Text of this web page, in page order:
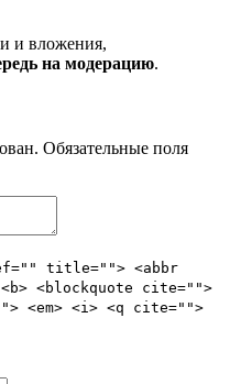
и вложения,
на модерацию.
Обязательные поля
title=""> <abbr
<blockquote cite="">
<em> <i> <q cite="">